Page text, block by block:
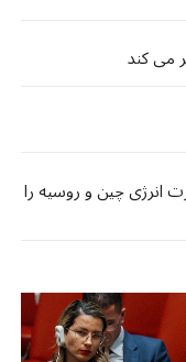
می کند
انرژی چین و روسیه را